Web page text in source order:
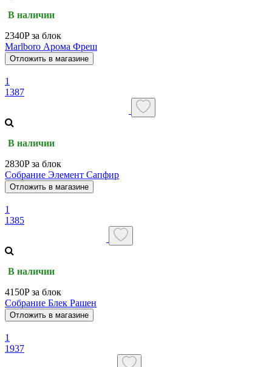
В наличии
2340P за блок
Marlboro Арома Фреш
Отложить в магазине
1
1387
В наличии
2830P за блок
Собрание Элемент Сапфир
Отложить в магазине
1
1385
В наличии
4150P за блок
Собрание Блек Рашен
Отложить в магазине
1
1937